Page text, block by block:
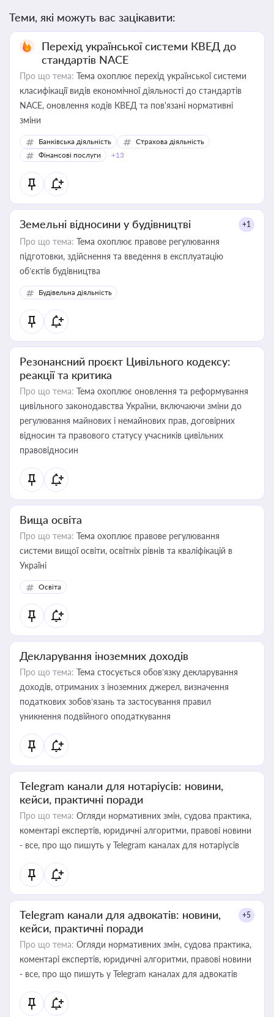
Теми, які можуть вас зацікавити:
Перехід української системи КВЕД до
стандартів NACE
Про що тема: Тема охоплює перехід української системи
класифікації видів економічної діяльності до стандартів
NACE, оновлення кодів КВЕД та пов'язані нормативні
зміни
Банківська діяльність
Страхова діяльність
Фінансові послуги
+13
Земельні відносини у будівництві +1
Про що тема: Тема охоплює правове регулювання
підготовки, здійснення та введення в експлуатацію
об’єктів будівництва
Будівельна діяльність
Резонансний проєкт Цивільного кодексу:
реакції та критика
Про що тема: Тема охоплює оновлення та реформування
цивільного законодавства України, включаючи зміни до
регулювання майнових і немайнових прав, договірних
відносин та правового статусу учасників цивільних
правовідносин
Вища освіта
Про що тема: Тема охоплює правове регулювання
системи вищої освіти, освітніх рівнів та кваліфікацій в
Україні
Освіта
Декларування іноземних доходів
Про що тема: Тема стосується обов’язку декларування
доходів, отриманих з іноземних джерел, визначення
податкових зобов’язань та застосування правил
уникнення подвійного оподаткування
Telegram канали для нотаріусів: новини,
кейси, практичні поради
Про що тема: Огляди нормативних змін, судова практика,
коментарі експертів, юридичні алгоритми, правові новини
- все, про що пишуть у Telegram каналах для нотаріусів
Telegram канали для адвокатів: новини,
кейси, практичні поради
+5
Про що тема: Огляди нормативних змін, судова практика,
коментарі експертів, юридичні алгоритми, правові новини
- все, про що пишуть у Telegram каналах для адвокатів